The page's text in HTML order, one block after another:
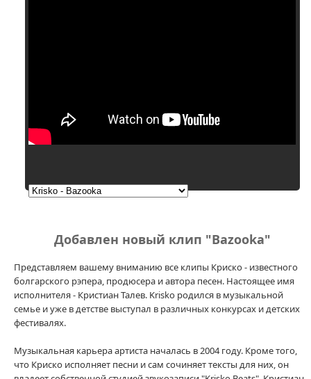
Добавлен новый клип "Bazooka"
Представляем вашему вниманию все клипы Криско - известного
болгарского рэпера, продюсера и автора песен. Настоящее имя
исполнителя - Кристиан Талев. Krisko родился в музыкальной
семье и уже в детстве выступал в различных конкурсах и детских
фестивалях.
Музыкальная карьера артиста началась в 2004 году. Кроме того,
что Криско исполняет песни и сам сочиняет тексты для них, он